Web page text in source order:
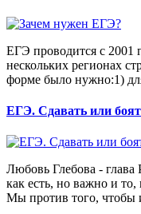
ЕГЭ проводится с 2001
нескольких регионах
форме было нужно:1)
ЕГЭ. Сдавать или
Любовь Глебова - глава
как есть, но важно и то,
Мы против того, чтобы